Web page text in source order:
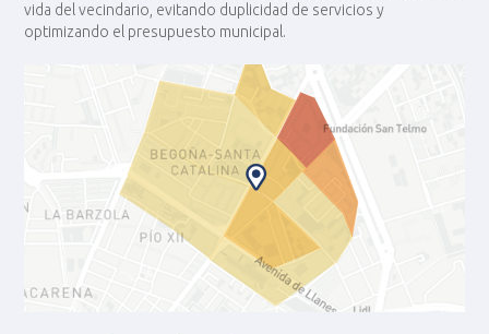
vida del vecindario, evitando duplicidad de servicios y
optimizando el presupuesto municipal.